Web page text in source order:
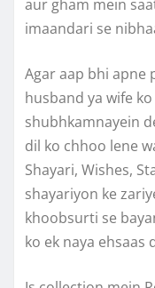
aur gham mein
imaandari se
Agar aap bhi
husband ya wife
shubhkamnayein
dil ko chhoo lene
Shayari, Wishes,
shayariyon ke
khoobsurti se
ko ek naya ehsaas